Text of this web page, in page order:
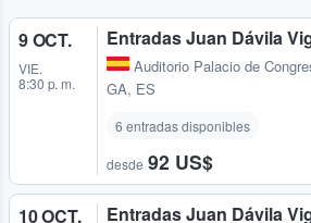
9 OCT.
VIE.
8:30 p. m.
Entradas Juan Dávila
Auditorio Palacio de
GA, ES
6 entradas disponibles
desde 92 US$
10 OCT. Entradas Juan Dávila